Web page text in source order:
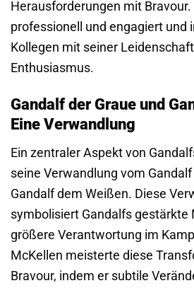
Herausforderungen mit
professionell und engagiert und
Kollegen mit seiner
Enthusiasmus.
Gandalf der Graue und
Eine Verwandlung
Ein zentraler Aspekt von
seine Verwandlung vom
Gandalf dem Weißen. Diese
symbolisiert Gandalfs gestärkte
größere Verantwortung im
McKellen meisterte diese
Bravour, indem er subtile